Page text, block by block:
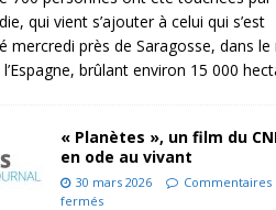
qui vient s’ajouter à celui qui s’est
mercredi près de Saragosse, dans le
brûlant environ 15 000
« Planètes », un film du
en ode au vivant
30 mars 2026
Commentaires
fermés